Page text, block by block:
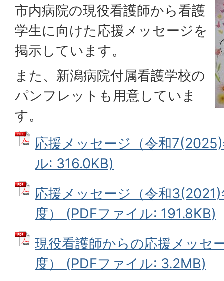
市内病院の現役看護師から看護
学生に向けた応援メッセージを
掲示しています。
また、新潟病院付属看護学校の
パンフレットも用意していま
す。
応援メッセージ（令和
ル: 316.0KB)
応援メッセージ（令和
度） (PDFファイル: 191.8KB)
現役看護師からの応援メッセ
度） (PDFファイル: 3.2MB)